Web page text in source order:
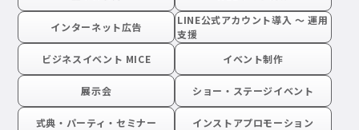
インターネット広告
LINE公式アカウント導入 〜 運用
支援
ビジネスイベント MICE
イベント制作
展示会 ショー・ステージイベント
式典・パーティ・セミナー インストアプロモーション